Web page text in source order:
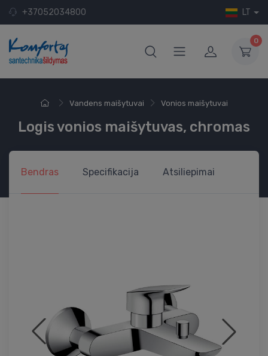
+37052034800 LT
0
Vandens maišytuvai Vonios maišytuvai
Logis vonios maišytuvas, chromas
Bendras Specifikacija Atsiliepimai